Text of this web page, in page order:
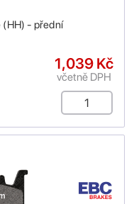
- přední
1,039 Kč
včetně DPH